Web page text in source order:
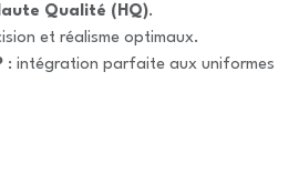
Qualité (HQ).
et réalisme optimaux.
: intégration parfaite aux uniformes